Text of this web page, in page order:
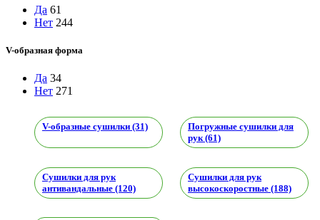
Да 61
Нет 244
V-образная форма
Да 34
Нет 271
V-образные сушилки (31)
Погружные сушилки для
рук (61)
Сушилки для рук
антивандальные (120)
Сушилки для рук
высокоскоростные (188)